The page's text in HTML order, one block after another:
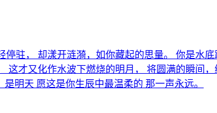
驻， 却漾开涟漪，如你藏起的思量。 你是水
这才又化作水波下燃烧的明月， 将圆满的瞬间
明天 愿这是你生辰中最温柔的 那一声永远。